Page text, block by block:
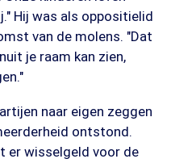
Hij was als oppositielid
van de molens. "Dat
je raam kan zien,
naar eigen zeggen
ontstond.
er wisselgeld voor de